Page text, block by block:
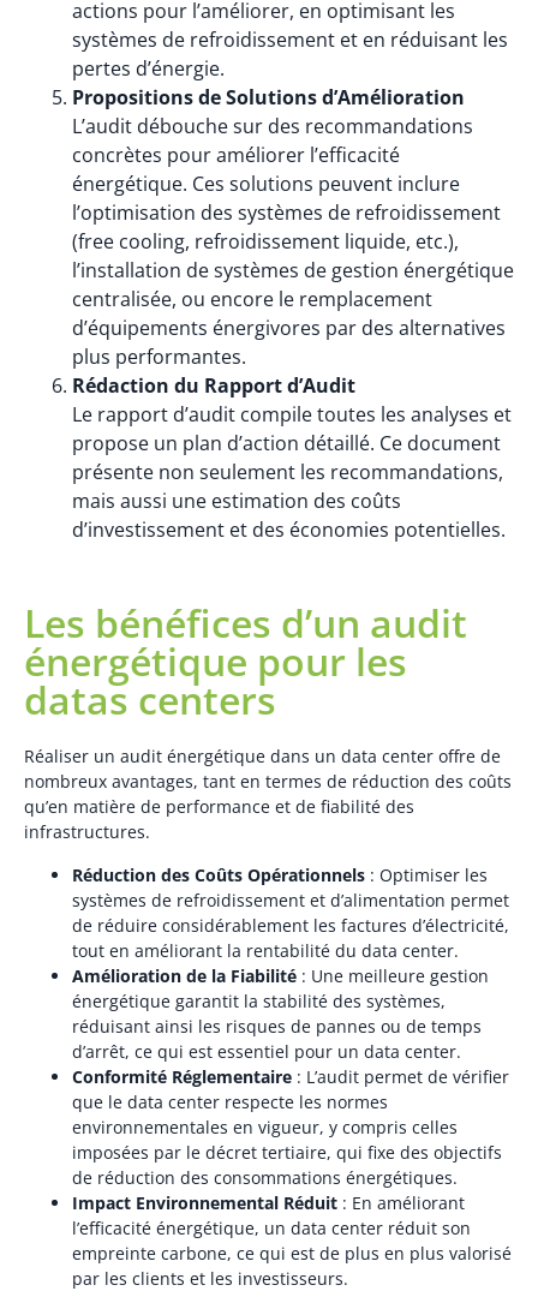
actions pour l’améliorer, en optimisant les
systèmes de refroidissement et en réduisant les
pertes d’énergie.
Propositions de Solutions d’Amélioration
L’audit débouche sur des recommandations
concrètes pour améliorer l’efficacité
énergétique. Ces solutions peuvent inclure
l’optimisation des systèmes de refroidissement
(free cooling, refroidissement liquide, etc.),
l’installation de systèmes de gestion énergétique
centralisée, ou encore le remplacement
d’équipements énergivores par des alternatives
plus performantes.
Rédaction du Rapport d’Audit
Le rapport d’audit compile toutes les analyses et
propose un plan d’action détaillé. Ce document
présente non seulement les recommandations,
mais aussi une estimation des coûts
d’investissement et des économies potentielles.
Les bénéfices d’un audit
énergétique pour les
datas centers
Réaliser un audit énergétique dans un data center offre de
nombreux avantages, tant en termes de réduction des coûts
qu’en matière de performance et de fiabilité des
infrastructures.
Réduction des Coûts Opérationnels : Optimiser les
systèmes de refroidissement et d’alimentation permet
de réduire considérablement les factures d’électricité,
tout en améliorant la rentabilité du data center.
Amélioration de la Fiabilité : Une meilleure gestion
énergétique garantit la stabilité des systèmes,
réduisant ainsi les risques de pannes ou de temps
d’arrêt, ce qui est essentiel pour un data center.
Conformité Réglementaire : L’audit permet de vérifier
que le data center respecte les normes
environnementales en vigueur, y compris celles
imposées par le décret tertiaire, qui fixe des objectifs
de réduction des consommations énergétiques.
Impact Environnemental Réduit : En améliorant
l’efficacité énergétique, un data center réduit son
empreinte carbone, ce qui est de plus en plus valorisé
par les clients et les investisseurs.